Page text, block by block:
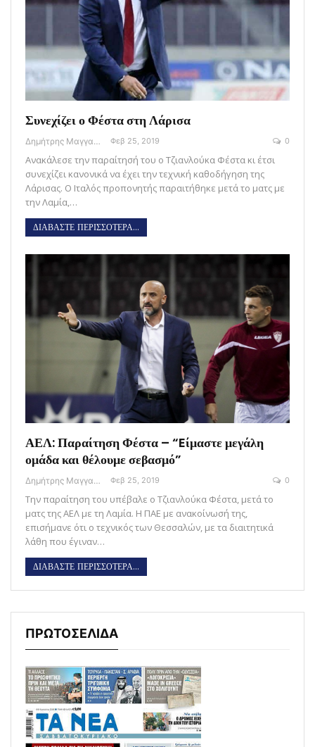
Συνεχίζει ο Φέστα στη Λάρισα
Δημήτρης Μαγγανάρης Φεβ 25, 2019 0
Ανακάλεσε την παραίτησή του ο Τζιανλούκα Φέστα κι έτσι
συνεχίζει κανονικά να έχει την τεχνική καθοδήγηση της
Λάρισας. Ο Ιταλός προπονητής παραιτήθηκε μετά το ματς με
την Λαμία,…
ΔΙΑΒΑΣΤΕ ΠΕΡΙΣΣΟΤΕΡΑ...
ΑΕΛ: Παραίτηση Φέστα – “Eίμαστε μεγάλη
ομάδα και θέλουμε σεβασμό”
Δημήτρης Μαγγανάρης Φεβ 25, 2019 0
Την παραίτηση του υπέβαλε ο Τζιανλούκα Φέστα, μετά το
ματς της ΑΕΛ με τη Λαμία. Η ΠΑΕ με ανακοίνωσή της,
επισήμανε ότι ο τεχνικός των Θεσσαλών, με τα διαιτητικά
λάθη που έγιναν…
ΔΙΑΒΑΣΤΕ ΠΕΡΙΣΣΟΤΕΡΑ...
ΠΡΩΤΟΣΕΛΙΔΑ